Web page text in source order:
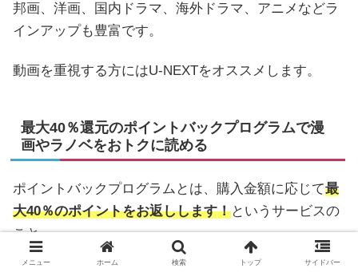
邦画、洋画、国内ドラマ、海外ドラマ、アニメなどラ
インアップも豊富です。
動画を重視する方にはU-NEXTをオススメします。
最大40％還元のポイントバックプログラムで漫
画やラノベをおトクに読める
ポイントバックプログラムとは、購入金額に応じて最
大40％のポイントをお返しします！というサービスの
こと。
メニュー ホーム 検索 トップ サイドバー